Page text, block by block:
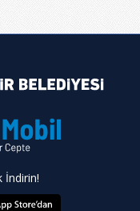
İndirin!